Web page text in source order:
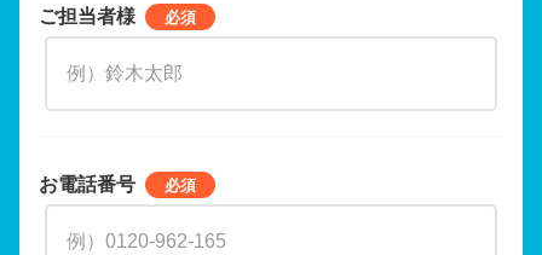
ご担当者様
お電話番号